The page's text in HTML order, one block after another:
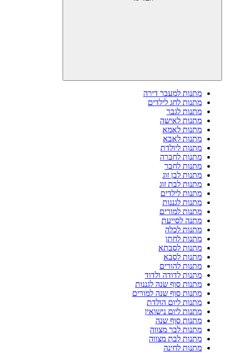
מתנות למעבר דירה
מתנות לחג לילדים
מתנות לגבר
מתנות לאישה
מתנות לאמא
מתנות לאבא
מתנות ליולדת
מתנות לחברה
מתנות לחבר
מתנות לבן זוג
מתנות לבת זוג
מתנות לילדים
מתנות לגננות
מתנות למורים
מתנה לסייעת
מתנות לכלה
מתנות לחתן
מתנות לסבתא
מתנות לסבא
מתנות להורים
מתנות לדודה ולדוד
מתנות סוף שנה לגננות
מתנות סוף שנה למורים
מתנות ליום הולדת
מתנות ליום נישואין
מתנות סוף שנה
מתנות לבר מצווה
מתנות לבת מצווה
מתנות לחינה